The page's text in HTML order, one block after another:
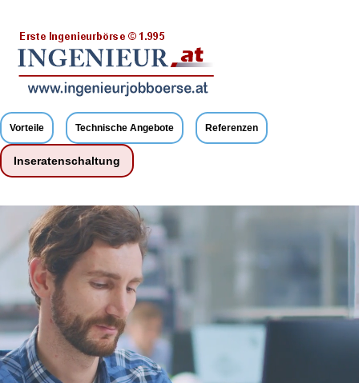
Vorteile Technische Angebote Referenzen
Inseratenschaltung